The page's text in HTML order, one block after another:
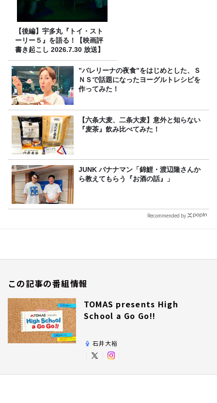
【後編】宇多丸『トイ・スト
ーリー５』を語る！【映画評
書き起こし 2026.7.30 放送】
”バレリーナの夜食”をはじめとした、Ｓ
ＮＳで話題になったヨーグルトレシピを
作ってみた！
【六条大麦、二条大麦】意外と知らない
『麦茶』飲み比べてみた！
JUNK バナナマン「錦鯉・渡辺隆さんか
ら教えてもらう『お酒の話』」
Recommended by
この記事の番組情報
TOMAS presents High
School a Go Go!!
石井大裕